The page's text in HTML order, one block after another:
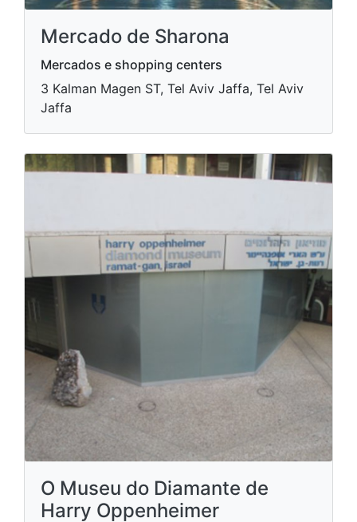
Mercado de Sharona
Mercados e shopping centers
3 Kalman Magen ST, Tel Aviv Jaffa, Tel Aviv
Jaffa
O Museu do Diamante de
Harry Oppenheimer